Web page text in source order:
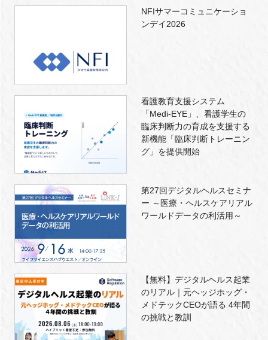
NFIサマーコミュニケーショ
ンデイ2026
看護教育支援システム
「Medi-EYE」、看護学生の
臨床判断力の育成を支援する
新機能「臨床判断トレーニン
グ」を提供開始
第27回デジタルヘルスセミナ
ー ～医療・ヘルスケアリアル
ワールドデータの利活用～
【無料】デジタルヘルス起業
のリアル｜元ヘッジホッグ・
メドテックCEOが語る 4年間
の挑戦と教訓